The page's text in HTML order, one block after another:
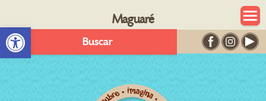
Abrir barra de herramientas
Maguaré
Buscar